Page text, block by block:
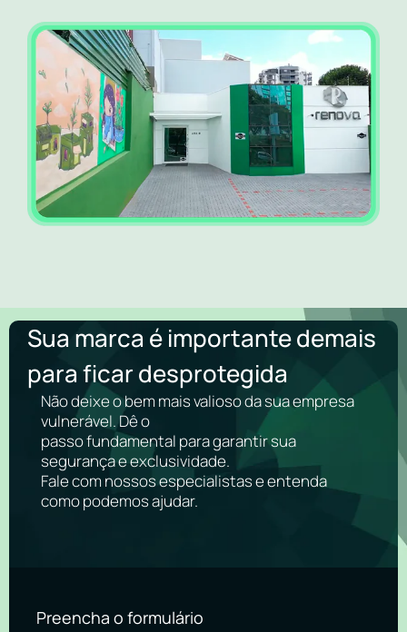
Sua marca é importante demais
para ficar desprotegida
Não deixe o bem mais valioso da sua empresa
vulnerável. Dê o
passo fundamental para garantir sua
segurança e exclusividade.
Fale com nossos especialistas e entenda
como podemos ajudar.
Preencha o formulário